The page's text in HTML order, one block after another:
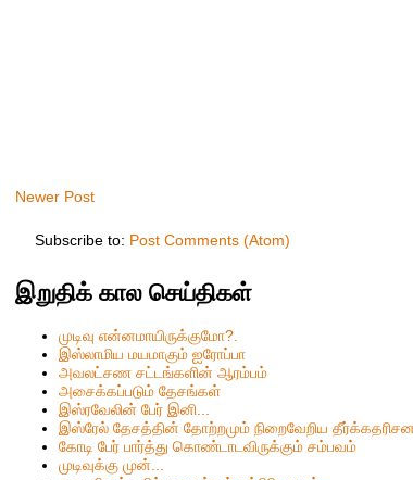
Newer Post
Subscribe to: Post Comments (Atom)
இறுதிக் கால செய்திகள்
முடிவு என்னமாயிருக்குமோ?.
இஸ்லாமிய மயமாகும் ஐரோப்பா
அவலட்சண சட்டங்களின் ஆரம்பம்
அசைக்கப்படும் தேசங்கள்
இஸ்ரவேலின் பேர் இனி...
இஸ்ரேல் தேசத்தின் தோற்றமும் நிறைவேறிய
கோடி பேர் பார்த்து கொண்டாடவிருக்கும் சம்பவம்
முடிவுக்கு முன்...